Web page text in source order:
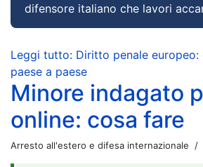
difensore italiano che lavori
Leggi tutto: Diritto penale europeo:
paese a paese
Minore indagato
online: cosa fare
Arresto all'estero e difesa internazionale